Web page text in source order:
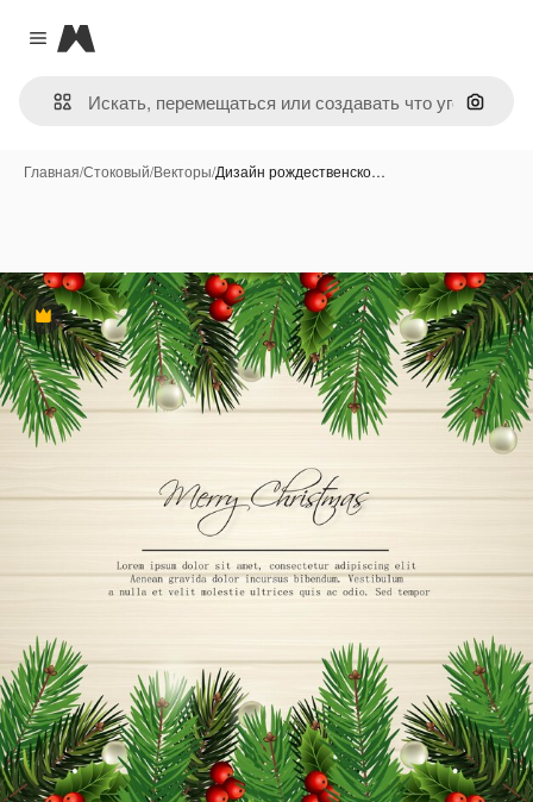
Close menu
Magnific
Поиск
Главная/Стоковый/Векторы/Дизайн рождественско…
Премиум